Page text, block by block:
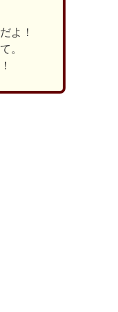
よ！
。